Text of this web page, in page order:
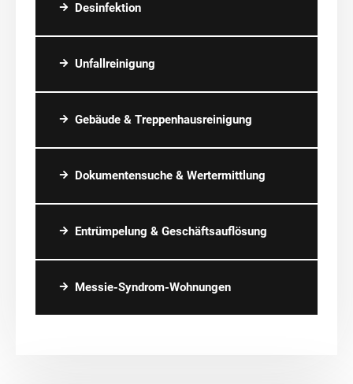
Desinfektion
Unfallreinigung
Gebäude & Treppenhausreinigung
Dokumentensuche & Wertermittlung
Entrümpelung & Geschäftsauflösung
Messie-Syndrom-Wohnungen